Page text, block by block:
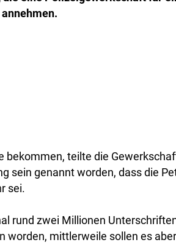
bekommen, teilte die
sein genannt worden, dass die
sei.
rund zwei Millionen
worden, mittlerweile sollen es